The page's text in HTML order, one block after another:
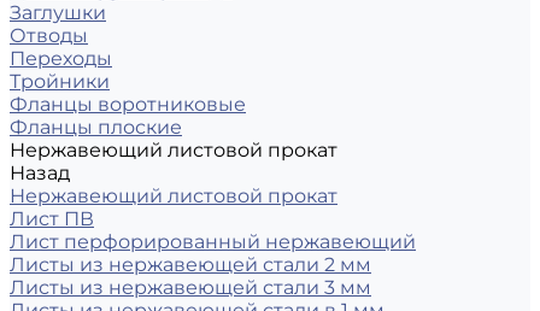
Заглушки
Отводы
Переходы
Тройники
Фланцы воротниковые
Фланцы плоские
Нержавеющий листовой прокат
Назад
Нержавеющий листовой прокат
Лист ПВ
Лист перфорированный нержавеющий
Листы из нержавеющей стали 2 мм
Листы из нержавеющей стали 3 мм